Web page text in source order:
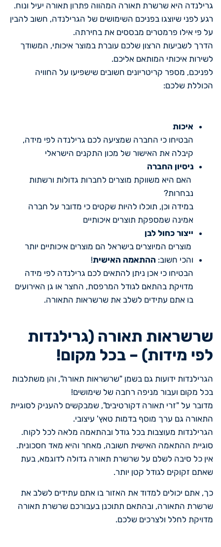
גרילנדה היא שרשרת תאורה המהווה פתרון תאורה יעיל ונוח.
רגע לפני שיוצגו בפניכם השימושים של הגרילנדה, חשוב להבין
על פי אילו פרמטרים מבססים את בחירתה.
הדרך לשביעות הרצון שלכם עוברת במוצר איכותי, המשודך
לשירות איכותי המותאם אליכם.
לפניכם, מספר קריטריונים חשובים שישפיעו על החוויה
הכוללת שלכם:
איכות
הבטיחו כי החברה שמציעה לכם גרילנדה לפי מידה,
קיבלה את האישור של מכון התקנים הישראלי
ניסיון החברה
האם היא משווקת מוצרים לחברות גדולות ורשתות
נבחרות?
במידה וכן, תוכלו להיות שקטים כי מדובר על חברה
אמינה שמספקת תוצרים איכותיים
ייצור כחול לבן
מוצרים המיוצרים בישראל הם מוצרים איכותיים יותר
והכי חשוב: ההתאמה האישית!
הבטיחו כי אכן ניתן להתאים לכם גרילנדה לפי מידה
מדויקת בהתאם לגודל המרפסת, החצר או גן האירועים
בו אתם עתידים לשלב את שרשראות התאורה.
שרשראות תאורה (גרילנדות
לפי מידות) – בכל מקום!
הגרילנדות ידועות גם בשמן "שרשראות תאורה", והן משתלבות
בכל מקום ועבור מניפה רחבה של שימושים!
מדובר על "זרי תאורה דקורטיבים", שמבקשים להעניק לסוגיית
התאורה גם ערך מוסף בדמות טאץ' עיצובי.
הגרילנדות מעוצבות בכל גודל ובהתאמה מלאה לכל לקוח.
סוגיית ההתאמה האישית חשובה, מאחר והיא מאד חסכונית.
אין כל סיבה לשלם על שרשרת תאורה גדולה לדוגמא, בעת
שאתם זקוקים לגודל קטן יותר.
כך, אתם יכולים למדוד את האזור בו אתם עתידים לשלב את
שרשרת התאורה, ובהתאם תתוכנן בעבורכם שרשרת תאורה
מדויקת לחלל ולצרכים שלכם.